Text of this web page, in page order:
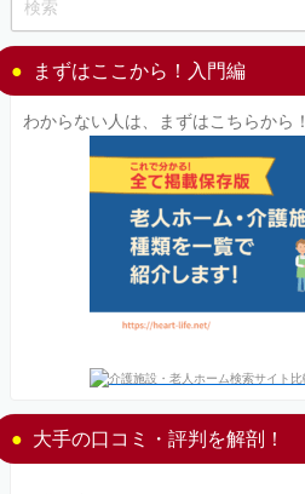
まずはここから！入門編
わからない人は、まずはこちらから！
大手の口コミ・評判を解剖！